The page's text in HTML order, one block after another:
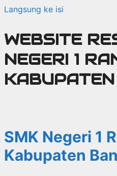
Langsung ke isi
WEBSITE
NEGERI 1
SMK Negeri 1
Kabupaten